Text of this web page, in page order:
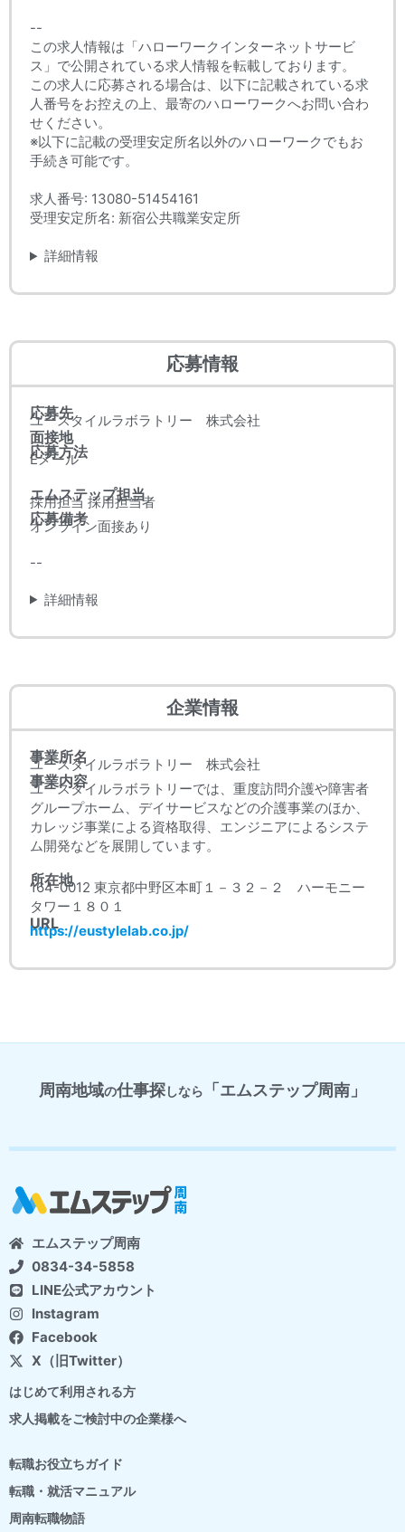
--
この求人情報は「ハローワークインターネットサービ
ス」で公開されている求人情報を転載しております。
この求人に応募される場合は、以下に記載されている求
人番号をお控えの上、最寄のハローワークへお問い合わ
せください。
※以下に記載の受理安定所名以外のハローワークでもお
手続き可能です。
求人番号: 13080-51454161
受理安定所名: 新宿公共職業安定所
詳細情報
応募情報
応募先
ユースタイルラボラトリー 株式会社
面接地
応募方法
Eメール
エムステップ担当
採用担当 採用担当者
応募備考
オンライン面接あり
--
詳細情報
企業情報
事業所名
ユースタイルラボラトリー 株式会社
事業内容
ユースタイルラボラトリーでは、重度訪問介護や障害者
グループホーム、デイサービスなどの介護事業のほか、
カレッジ事業による資格取得、エンジニアによるシステ
ム開発などを展開しています。
所在地
164-0012 東京都中野区本町１－３２－２ ハーモニー
タワー１８０１
URL
https://eustylelab.co.jp/
周南地域の仕事探しなら 「エムステップ周南」
エムステップ周南
0834-34-5858
LINE公式アカウント
Instagram
Facebook
X（旧Twitter）
はじめて利用される方
求人掲載をご検討中の企業様へ
転職お役立ちガイド
転職・就活マニュアル
周南転職物語